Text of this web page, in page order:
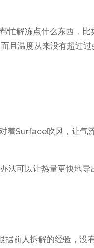
忙解冻点什么东西，比
且温度从来没有超过
着Surface吹风，让气
法可以让热量更快地导
前人拆解的经验，没